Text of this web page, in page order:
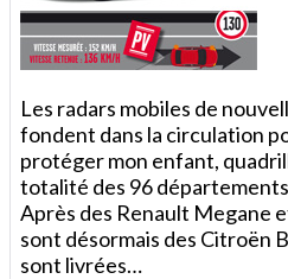
Les radars mobiles de
fondent dans la circulation
protéger mon enfant,
totalité des 96
Après des Renault Megane
sont désormais des Citroën
sont livrées…